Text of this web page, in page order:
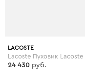
LACOSTE
24 430 руб.